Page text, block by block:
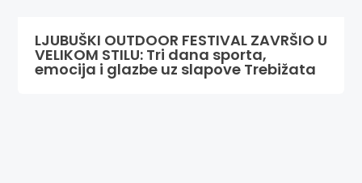
LJUBUŠKI OUTDOOR FESTIVAL ZAVRŠIO U
VELIKOM STILU: Tri dana sporta,
emocija i glazbe uz slapove Trebižata